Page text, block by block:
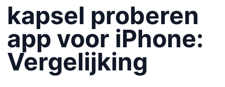
kapsel proberen
app voor iPhone:
Vergelijking